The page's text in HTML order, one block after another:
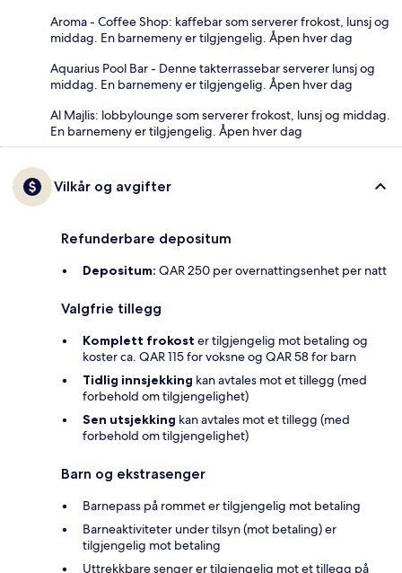
Aroma - Coffee Shop: kaffebar som serverer frokost, lunsj og
middag. En barnemeny er tilgjengelig. Åpen hver dag
Aquarius Pool Bar - Denne takterrassebar serverer lunsj og
middag. En barnemeny er tilgjengelig. Åpen hver dag
Al Majlis: lobbylounge som serverer frokost, lunsj og middag.
En barnemeny er tilgjengelig. Åpen hver dag
Vilkår og avgifter
Refunderbare depositum
Depositum: QAR 250 per overnattingsenhet per natt
Valgfrie tillegg
Komplett frokost er tilgjengelig mot betaling og
koster ca. QAR 115 for voksne og QAR 58 for barn
Tidlig innsjekking kan avtales mot et tillegg (med
forbehold om tilgjengelighet)
Sen utsjekking kan avtales mot et tillegg (med
forbehold om tilgjengelighet)
Barn og ekstrasenger
Barnepass på rommet er tilgjengelig mot betaling
Barneaktiviteter under tilsyn (mot betaling) er
tilgjengelig mot betaling
Uttrekkbare senger er tilgjengelig mot et tillegg på